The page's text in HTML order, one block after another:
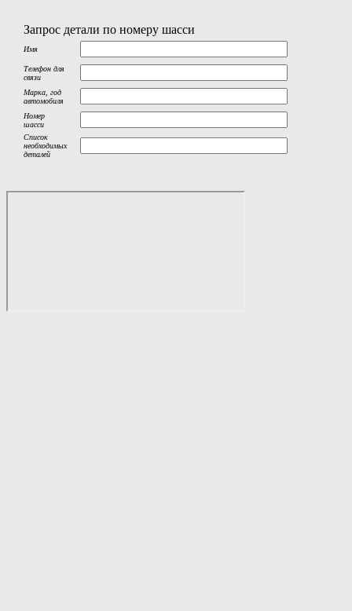
Запрос детали по номеру шасси
Имя
Телефон для
связи
Марка, год
автомобиля
Номер
шасси
Список
необходимых
деталей